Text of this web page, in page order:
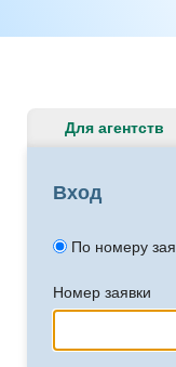
Для агентств
Вход
По номеру
Номер заявки